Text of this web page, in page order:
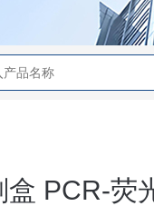
PCR-荧